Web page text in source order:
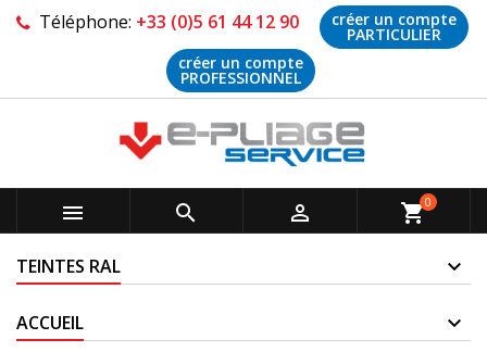
Téléphone: +33 (0)5 61 44 12 90 créer un compte
PARTICULIER
créer un compte
PROFESSIONNEL
   shopping_cart0
TEINTES RAL
ACCUEIL